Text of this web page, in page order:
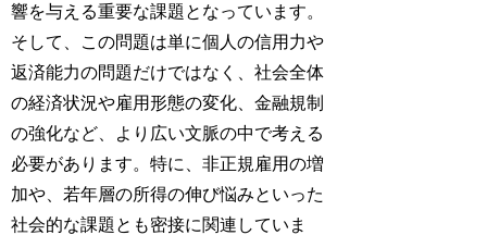
響を与える重要な課題となっています。
そして、この問題は単に個人の信用力や
返済能力の問題だけではなく、社会全体
の経済状況や雇用形態の変化、金融規制
の強化など、より広い文脈の中で考える
必要があります。特に、非正規雇用の増
加や、若年層の所得の伸び悩みといった
社会的な課題とも密接に関連していま